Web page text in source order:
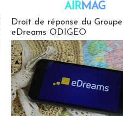
AIRMAG
Droit de réponse du Groupe
eDreams ODIGEO